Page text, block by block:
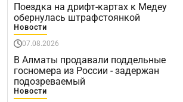
Поездка на дрифт-картах к Медеу
обернулась штрафстоянкой
Новости
07.08.2026
В Алматы продавали поддельные
госномера из России - задержан
подозреваемый
Новости